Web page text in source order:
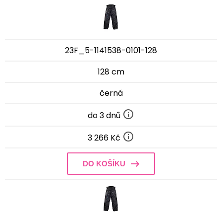
23F_5-1141538-0101-128
128 cm
černá
do 3 dnů
3 266 Kč
DO KOŠÍKU